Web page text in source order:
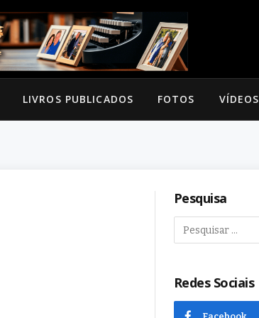
LIVROS PUBLICADOS FOTOS VÍDEOS
Pesquisa
Redes Sociais